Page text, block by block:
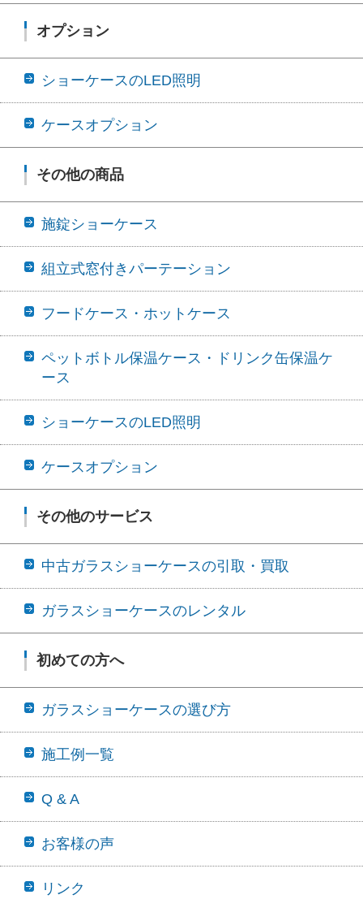
オプション
ショーケースのLED照明
ケースオプション
その他の商品
施錠ショーケース
組立式窓付きパーテーション
フードケース・ホットケース
ペットボトル保温ケース・ドリンク缶保温ケ
ース
ショーケースのLED照明
ケースオプション
その他のサービス
中古ガラスショーケースの引取・買取
ガラスショーケースのレンタル
初めての方へ
ガラスショーケースの選び方
施工例一覧
Q & A
お客様の声
リンク